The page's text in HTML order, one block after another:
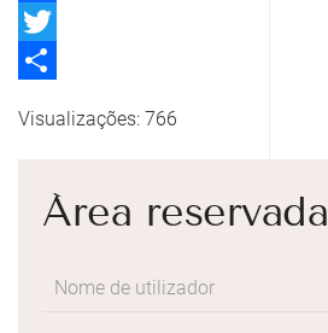
Facebook
Twitter
Visualizações: 766
Área reservada